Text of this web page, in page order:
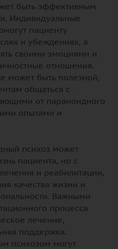
быть эффективным
Индивидуальные
пациенту
и убеждениях, а
своими эмоциями и
отношения.
может быть полезной,
общаться с
от параноидного
опытами и
психоз может
пациента, но с
и реабилитации,
качества жизни и
Важными
процесса
лечение,
поддержка.
психозом могут